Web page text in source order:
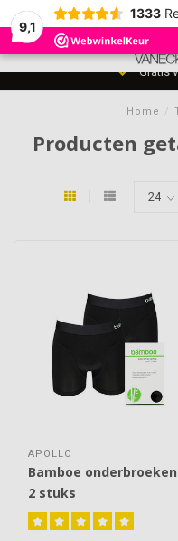
9,1
1333
MENU
Gratis
Home /
Producten
APOLLO
Bamboe onderbroeken
2 stuks